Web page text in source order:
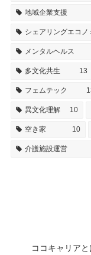
地域企業支援
シェアリングエコノ
メンタルヘルス
多文化共生 13
フェムテック
異文化理解 10
空き家 10
介護施設運営
ココキャリアと